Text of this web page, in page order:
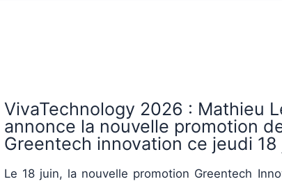
VivaTechnology 2026 : Mathieu
annonce la nouvelle promotion
Greentech innovation ce jeudi
Le 18 juin, la nouvelle promotion Greentech